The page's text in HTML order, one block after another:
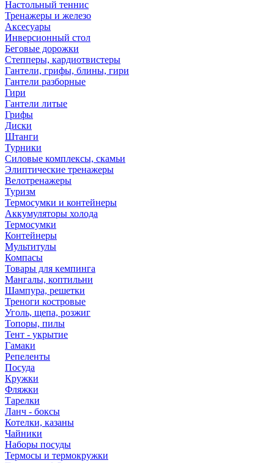
Настольный теннис
Тренажеры и железо
Аксесуары
Инверсионный стол
Беговые дорожки
Степперы, кардиотвистеры
Гантели, грифы, блины, гири
Гантели разборные
Гири
Гантели литые
Грифы
Диски
Штанги
Турники
Силовые комплексы, скамьи
Элиптические тренажеры
Велотренажеры
Туризм
Термосумки и контейнеры
Аккумуляторы холода
Термосумки
Контейнеры
Мультитулы
Компасы
Товары для кемпинга
Мангалы, коптильни
Шампура, решетки
Треноги костровые
Уголь, щепа, розжиг
Топоры, пилы
Тент - укрытие
Гамаки
Репеленты
Посуда
Кружки
Фляжки
Тарелки
Ланч - боксы
Котелки, казаны
Чайники
Наборы посуды
Термосы и термокружки